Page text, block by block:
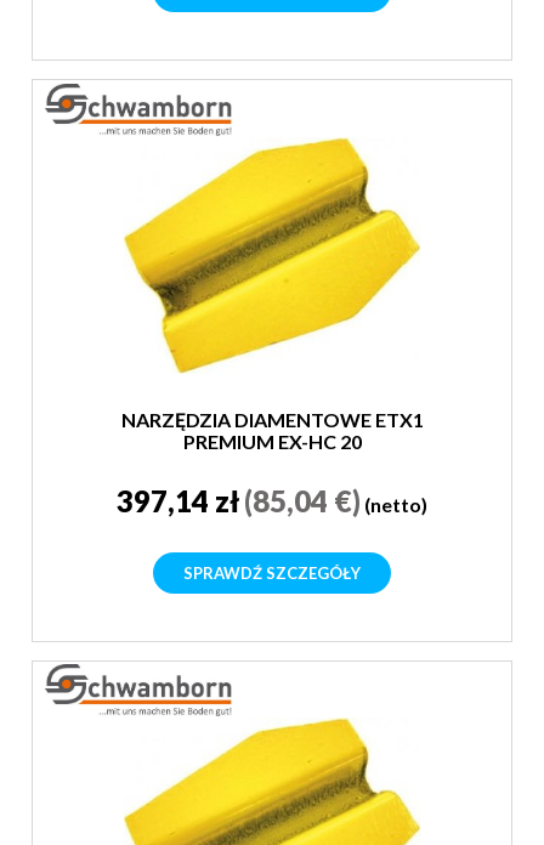
NARZĘDZIA DIAMENTOWE ETX1
PREMIUM EX-HC 20
397,14 zł(85,04 €) (netto)
SPRAWDŹ SZCZEGÓŁY